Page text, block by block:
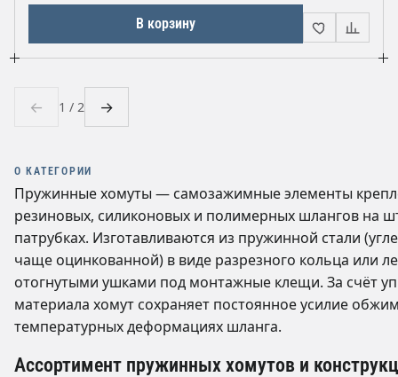
В корзину
← 1 / 2 →
О КАТЕГОРИИ
Пружинные хомуты — самозажимные элементы
резиновых, силиконовых и полимерных шлангов на
патрубках. Изготавливаются из пружинной стали
чаще оцинкованной) в виде разрезного кольца или
отогнутыми ушками под монтажные клещи. За счёт
материала хомут сохраняет постоянное усилие
температурных деформациях шланга.
Ассортимент пружинных хомутов и